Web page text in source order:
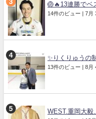
🏐🔥13連勝でベ
14件のビュー | 7月
✨りくりゅうの
13件のビュー | 8月
WEST.重岡大毅